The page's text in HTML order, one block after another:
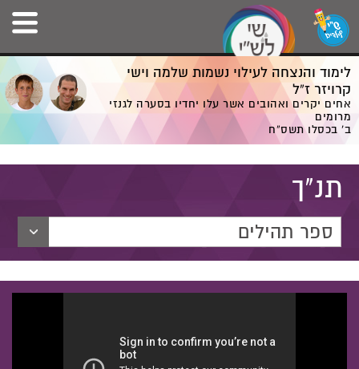
לימוד והנצחה לעילוי נשמות שלמה וישי
קרויזר ז”ל
אחים יקרים ואהובים אשר עלו יחדיו בסערה לגנזי
מרומים
ב' בכסלו תשס”ח
תנ"ך
ספר תהילים